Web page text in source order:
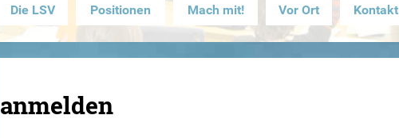
Die LSV Positionen Mach mit! Vor Ort Kontakt
anmelden